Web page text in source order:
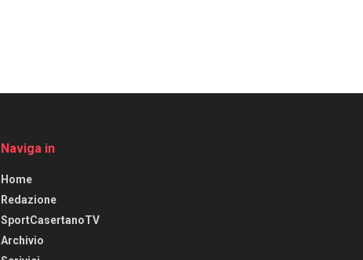
Naviga in
Home
Redazione
SportCasertanoTV
Archivio